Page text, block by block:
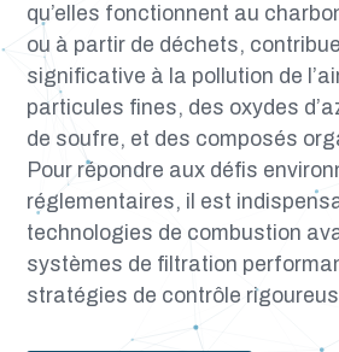
qu’elles fonctionnent au
ou à partir de déchets,
significative à la pollution de
particules fines, des oxydes
de soufre, et des composés
Pour répondre aux défis
réglementaires, il est
technologies de combustion
systèmes de filtration
stratégies de contrôle